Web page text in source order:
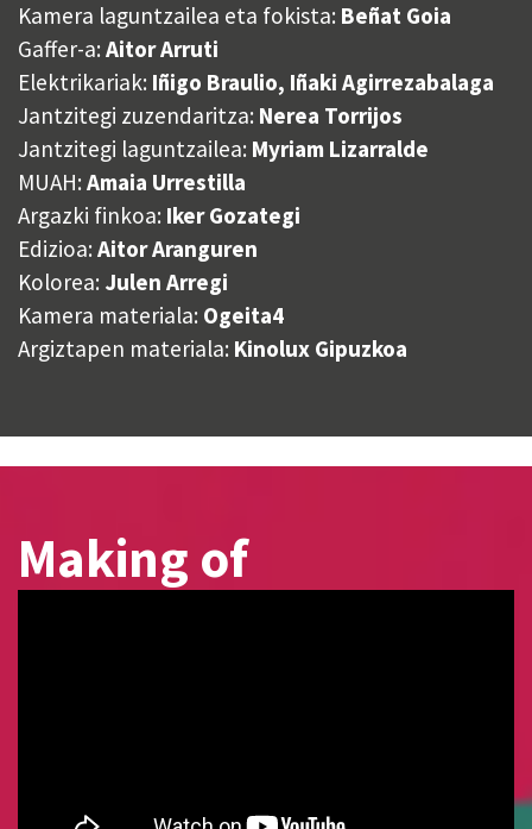
Kamera laguntzailea eta fokista: Beñat Goia
Gaffer-a: Aitor Arruti
Elektrikariak: Iñigo Braulio, Iñaki Agirrezabalaga
Jantzitegi zuzendaritza: Nerea Torrijos
Jantzitegi laguntzailea: Myriam Lizarralde
MUAH: Amaia Urrestilla
Argazki finkoa: Iker Gozategi
Edizioa: Aitor Aranguren
Kolorea: Julen Arregi
Kamera materiala: Ogeita4
Argiztapen materiala: Kinolux Gipuzkoa
Making of